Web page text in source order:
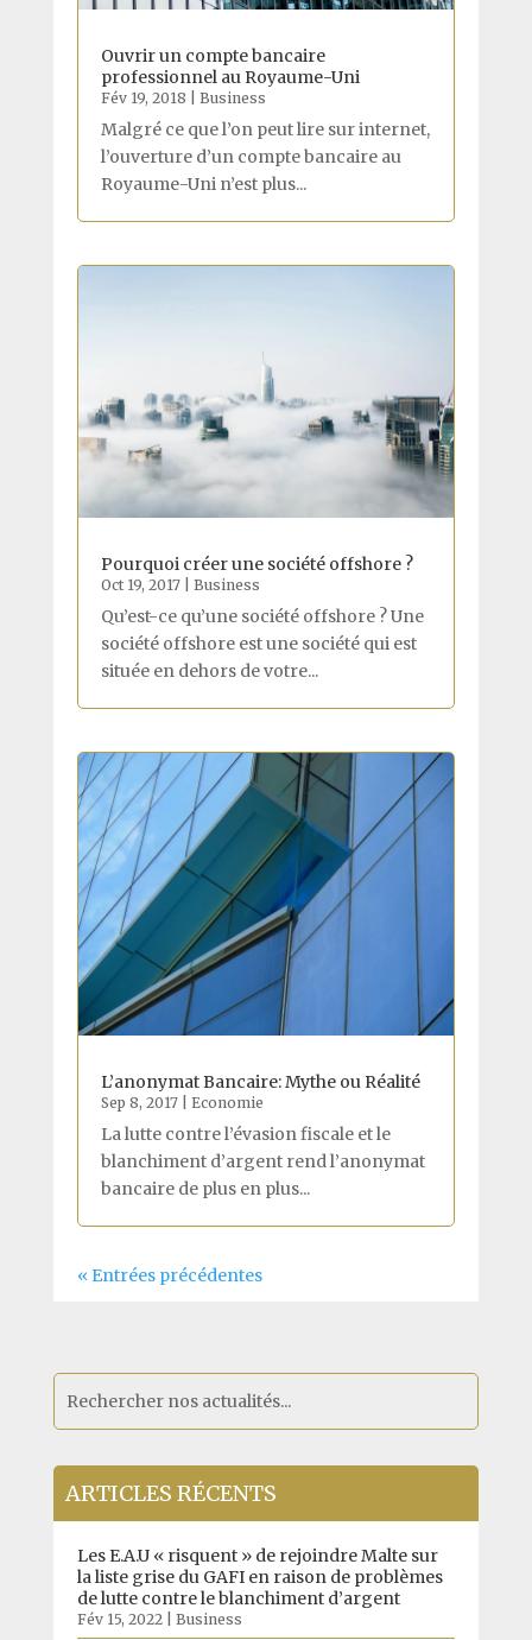
Ouvrir un compte bancaire
professionnel au Royaume-Uni
Fév 19, 2018 Business
Malgré ce que l’on peut lire sur internet,
l’ouverture d’un compte bancaire au
Royaume-Uni n’est plus...
Pourquoi créer une société offshore ?
Oct 19, 2017| Business
Qu’est-ce qu’une société offshore ? Une
société offshore est une société qui est
située en dehors de votre...
L’anonymat Bancaire: Mythe ou Réalité
Sep 8, 2017| Economie
La lutte contre l’évasion fiscale et le
blanchiment d’argent rend l’anonymat
bancaire de plus en plus...
« Entrées précédentes
ARTICLES RÉCENTS
Les E.A.U « risquent » de rejoindre Malte sur
la liste grise du GAFI en raison de problèmes
de lutte contre le blanchiment d’argent
Fév 15, 2022| Business